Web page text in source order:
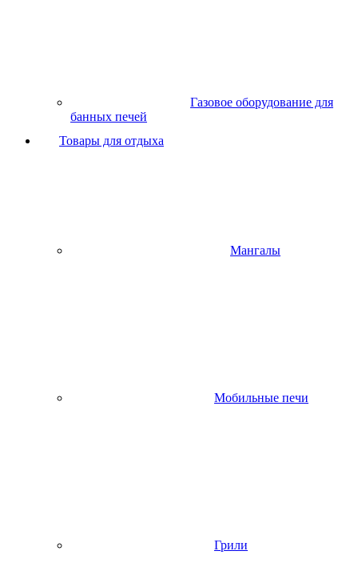
Газовое оборудование для
банных печей
Товары для отдыха
Мангалы
Мобильные печи
Грили